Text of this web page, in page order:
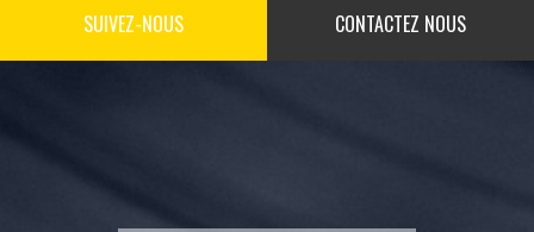
SUIVEZ-NOUS CONTACTEZ NOUS